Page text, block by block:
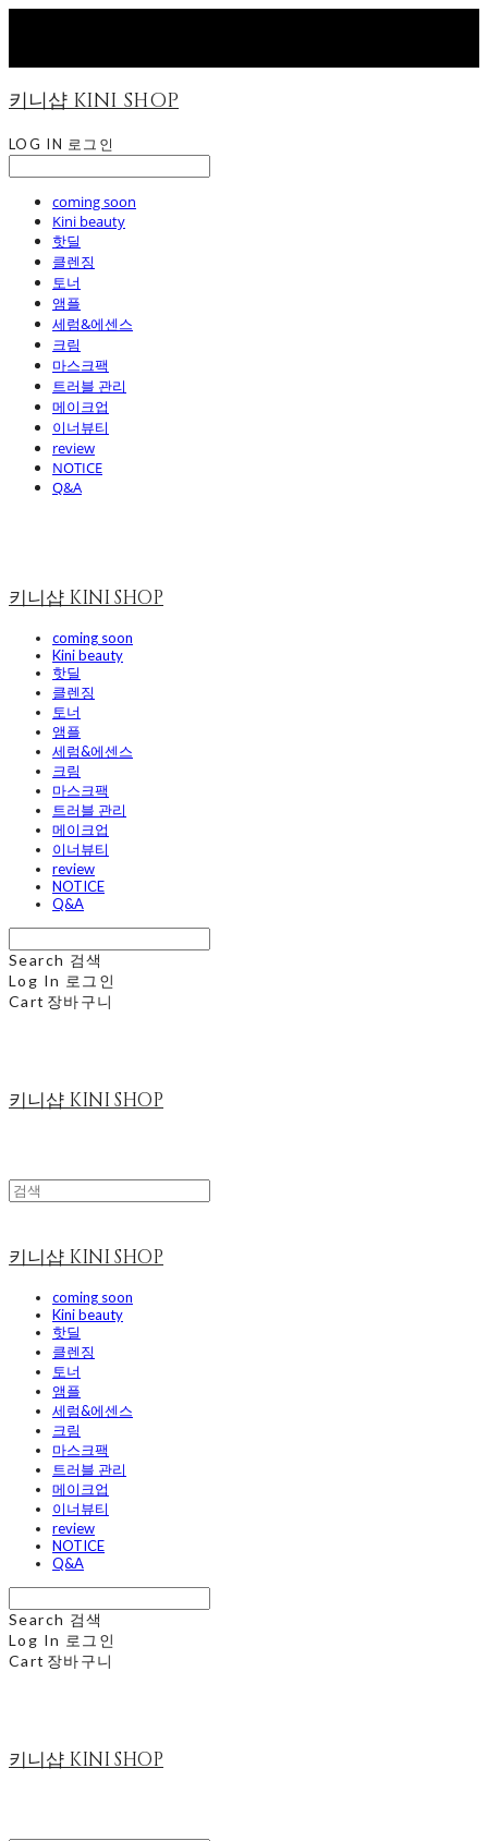
키니샵 KINI SHOP
LOG IN 로그인
coming soon
Kini beauty
핫딜
클렌징
토너
앰플
세럼&에센스
크림
마스크팩
트러블 관리
메이크업
이너뷰티
review
NOTICE
Q&A
키니샵 KINI SHOP
coming soon
Kini beauty
핫딜
클렌징
토너
앰플
세럼&에센스
크림
마스크팩
트러블 관리
메이크업
이너뷰티
review
NOTICE
Q&A
Search 검색
Log In 로그인
Cart 장바구니
키니샵 KINI SHOP
키니샵 KINI SHOP
coming soon
Kini beauty
핫딜
클렌징
토너
앰플
세럼&에센스
크림
마스크팩
트러블 관리
메이크업
이너뷰티
review
NOTICE
Q&A
Search 검색
Log In 로그인
Cart 장바구니
키니샵 KINI SHOP